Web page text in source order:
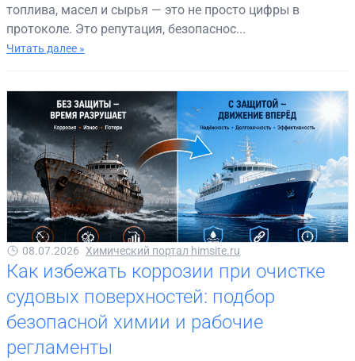
топлива, масел и сырья — это не просто цифры в
протоколе. Это репутация, безопаснос...
Читать далее »
08.07.2026 Химический портал himsite.ru
Как избежать коррозии при очистке
судовых поверхностей: подбор
безопасной химии и рабочие
регламенты